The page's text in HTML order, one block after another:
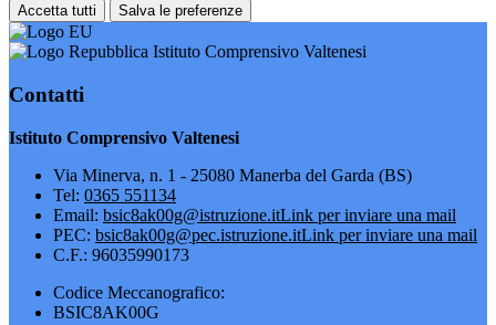
Accetta tutti Salva le preferenze
Istituto Comprensivo Valtenesi
Contatti
Istituto Comprensivo Valtenesi
Via Minerva, n. 1 - 25080 Manerba del Garda (BS)
Tel: 0365 551134
Email: bsic8ak00g@istruzione.itLink per inviare una mail
PEC: bsic8ak00g@pec.istruzione.itLink per inviare una mail
C.F.: 96035990173
Codice Meccanografico:
BSIC8AK00G